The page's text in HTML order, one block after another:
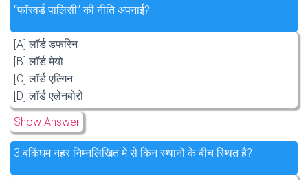
“फॉरवर्ड पालिसी” की नीति अपनाई?
[A] लॉर्ड डफरिन
[B] लॉर्ड मेयो
[C] लॉर्ड एल्गिन
[D] लॉर्ड एलेनबोरो
Show Answer
3.बकिंघम नहर निम्नलिखित में से किन स्थानों के बीच स्थित है?